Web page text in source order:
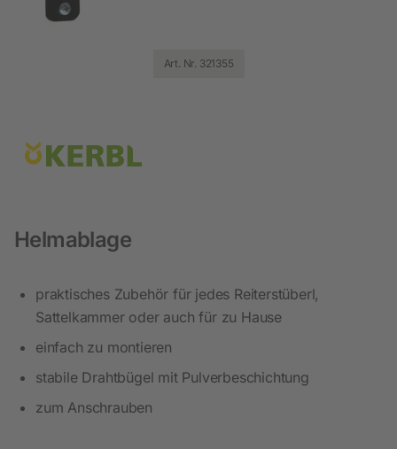
Art. Nr. 321355
Helmablage
praktisches Zubehör für jedes Reiterstüberl,
Sattelkammer oder auch für zu Hause
einfach zu montieren
stabile Drahtbügel mit Pulverbeschichtung
zum Anschrauben